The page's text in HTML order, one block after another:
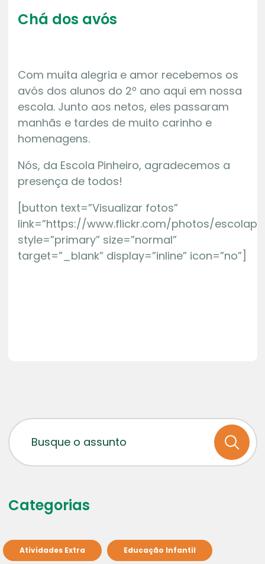
Chá dos avós
Com muita alegria e amor recebemos os
avós dos alunos do 2º ano aqui em nossa
escola. Junto aos netos, eles passaram
manhãs e tardes de muito carinho e
homenagens.
Nós, da Escola Pinheiro, agradecemos a
presença de todos!
[button text=”Visualizar fotos”
link=”https://www.flickr.com/photos/
style=”primary” size=”normal”
target=”_blank” display=”inline” icon=”no”]
Categorias
Atividades Extra Educação Infantil